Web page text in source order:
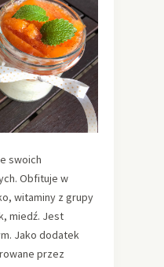
swoich
Obfituje w
witaminy z grupy
miedź. Jest
Jako dodatek
przez